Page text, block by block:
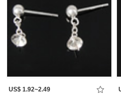
US$ 1.92~2.49